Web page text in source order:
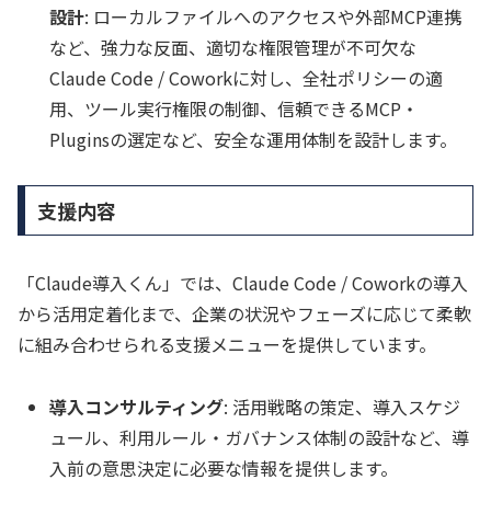
設計: ローカルファイルへのアクセスや外部MCP連携
など、強力な反面、適切な権限管理が不可欠な
Claude Code / Coworkに対し、全社ポリシーの適
用、ツール実行権限の制御、信頼できるMCP・
Pluginsの選定など、安全な運用体制を設計します。
支援内容
「Claude導入くん」では、Claude Code / Coworkの導入
から活用定着化まで、企業の状況やフェーズに応じて柔軟
に組み合わせられる支援メニューを提供しています。
導入コンサルティング: 活用戦略の策定、導入スケジ
ュール、利用ルール・ガバナンス体制の設計など、導
入前の意思決定に必要な情報を提供します。